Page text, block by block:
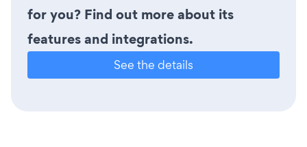
for you? Find out more about its
features and integrations.
See the details